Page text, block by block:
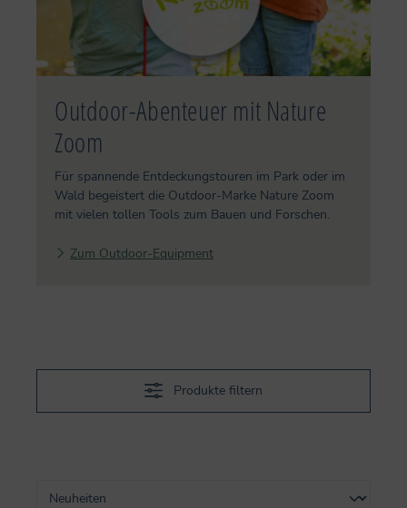
Outdoor-Abenteuer mit Nature
Zoom
Für spannende Entdeckungstouren im Park oder im
Wald begeistert die Outdoor-Marke Nature Zoom
mit vielen tollen Tools zum Bauen und Forschen.
Zum Outdoor-Equipment
Produkte filtern